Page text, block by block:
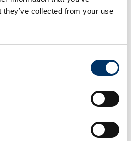
collected from your use
Kontaktformulars erkläre ich
den